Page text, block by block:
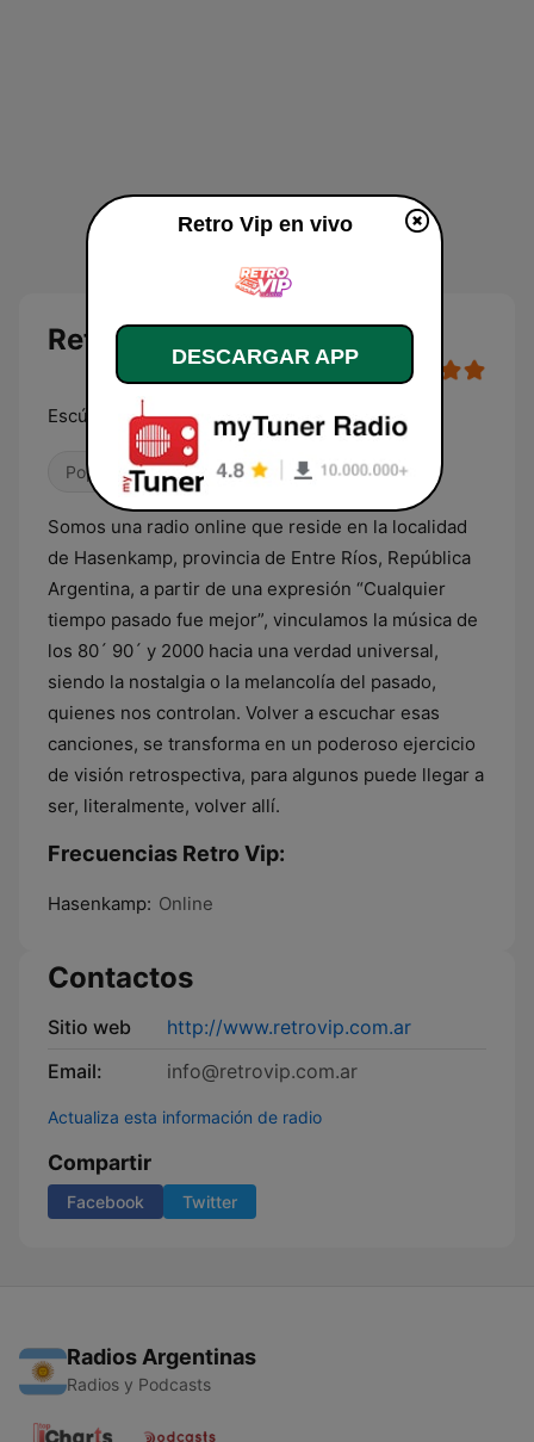
Retro Vip en vivo
Escúchanos Online Siempre
Pop / Top 40 Años 80 Años 90
Somos una radio online que reside en la localidad
de Hasenkamp, provincia de Entre Ríos, República
Argentina, a partir de una expresión “Cualquier
tiempo pasado fue mejor”, vinculamos la música de
los 80´ 90´ y 2000 hacia una verdad universal,
siendo la nostalgia o la melancolía del pasado,
quienes nos controlan. Volver a escuchar esas
canciones, se transforma en un poderoso ejercicio
de visión retrospectiva, para algunos puede llegar a
ser, literalmente, volver allí.
Frecuencias Retro Vip:
Hasenkamp: Online
Contactos
Sitio web
http://www.retrovip.com.ar
Email:
info@retrovip.com.ar
Actualiza esta información de radio
Compartir
Facebook Twitter
Radios Argentinas
Radios y Podcasts
Retro Vip en vivo
DESCARGAR APP